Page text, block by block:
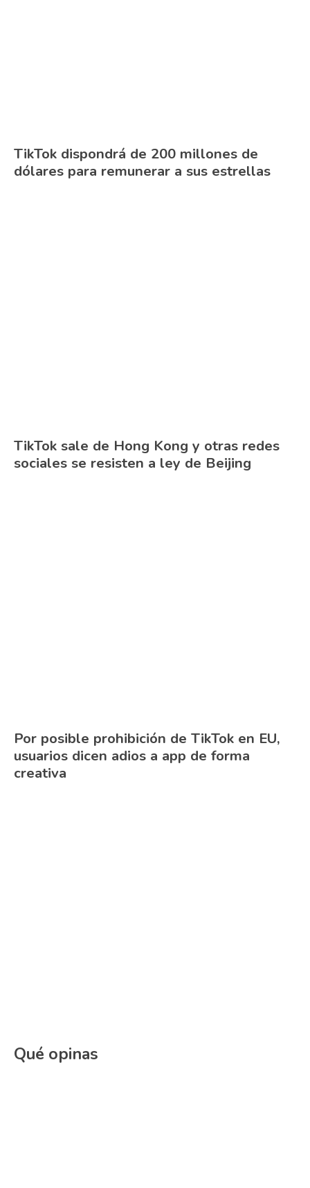
TikTok dispondrá de 200 millones de
dólares para remunerar a sus estrellas
TikTok sale de Hong Kong y otras redes
sociales se resisten a ley de Beijing
Por posible prohibición de TikTok en EU,
usuarios dicen adios a app de forma
creativa
Qué opinas